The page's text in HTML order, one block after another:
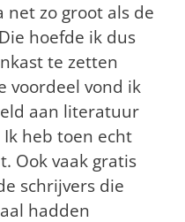
net zo groot als de
hoefde ik dus
te zetten
voordeel vond ik
aan literatuur
heb toen echt
Ook vaak gratis
schrijvers die
hadden